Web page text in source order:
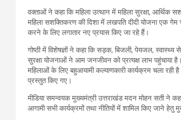
वक्ताओं ने कहा कि महिला उत्थान में महिला सुरक्षा, आर्थिक
महिला सशक्तिकरण की दिशा में लखपति दीदी योजना एक
करने के लिए लगातार नए प्रयास किए जा रहे हैं।
गोष्ठी में विशेषज्ञों ने कहा कि सड़क, बिजली, पेयजल, स्वास्थ्य
सुरक्षा योजनाओं ने आम जनजीवन को प्रत्यक्ष लाभ पहुंचाया
महिलाओं के लिए बहुआयामी कल्याणकारी कार्यक्रम चला
प्रस्तुत किए गए।
मीडिया समन्वयक मुख्यमंत्री उत्तराखंड मदन मोहन सती ने
आगामी सभी कार्यक्रमों तथा नीतियों में शामिल किए जाने